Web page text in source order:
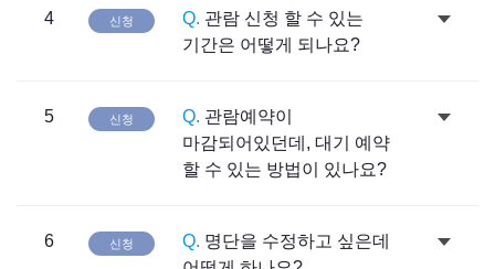
4 신청 Q. 관람 신청 할 수 있는
기간은 어떻게 되나요?
5 신청 Q. 관람예약이
마감되어있던데, 대기 예약
할 수 있는 방법이 있나요?
6 신청 Q. 명단을 수정하고 싶은데